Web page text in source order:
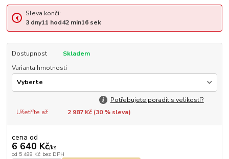
Sleva končí:
3 dny11 hod42min15sek
Dostupnost
Skladem
Varianta hmotnosti
Potřebujete poradit s velikostí?
Ušetříte až
2 987 Kč (30% sleva)
cena od
6 640 Kč/ks
od 5 488 Kč bez DPH